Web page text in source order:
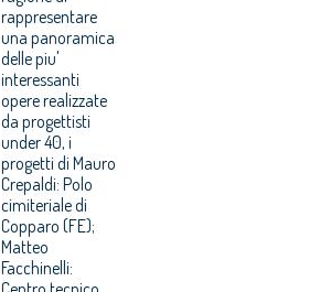
rappresentare
una panoramica
delle piu'
interessanti
opere realizzate
da progettisti
under 40, i
progetti di Mauro
Crepaldi: Polo
cimiteriale di
Copparo (FE);
Matteo
Facchinelli: